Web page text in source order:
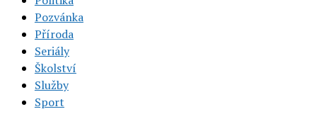
Pozvánka
Příroda
Seriály
Školství
Služby
Sport